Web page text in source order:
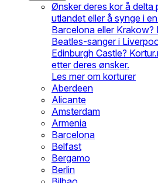
Ønsker deres kor å delta
utlandet eller å synge i
Barcelona eller
Beatles-sanger i
Edinburgh Castle?
etter deres ønsker.
Les mer om korturer
Aberdeen
Alicante
Amsterdam
Armenia
Barcelona
Belfast
Bergamo
Berlin